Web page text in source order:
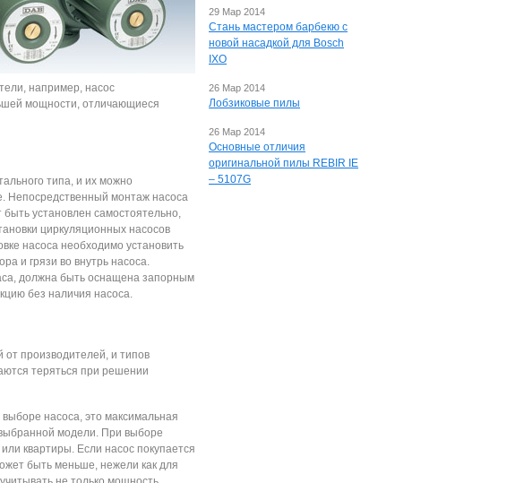
например, насос
мощности, отличающиеся
типа, и их можно
Непосредственный монтаж насоса
установлен самостоятельно,
циркуляционных насосов
насоса необходимо установить
и грязи во внутрь насоса.
должна быть оснащена запорным
без наличия насоса.
от производителей, и типов
теряться при решении
насоса, это максимальная
модели. При выборе
квартиры. Если насос покупается
быть меньше, нежели как для
29 Мар 2014
Стань мастером барбекю с
новой насадкой для Bosch
IXO
26 Мар 2014
Лобзиковые пилы
26 Мар 2014
Основные отличия
оригинальной пилы REBIR IE
– 5107G